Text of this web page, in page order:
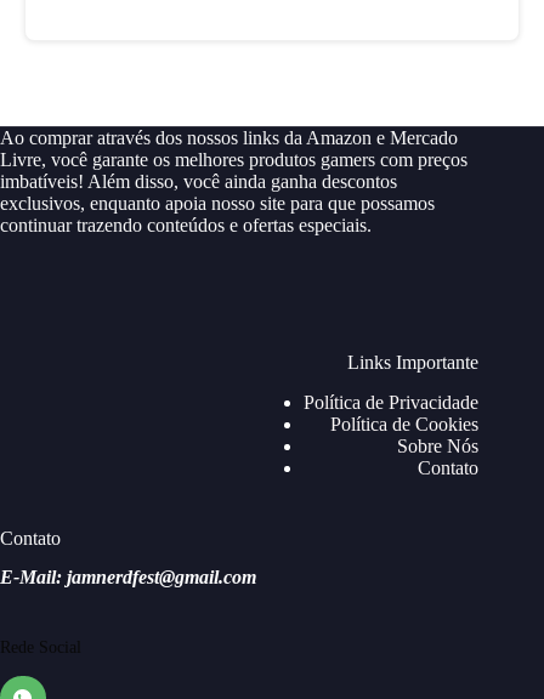
Ao comprar através dos nossos links da Amazon e Mercado
Livre, você garante os melhores produtos gamers com preços
imbatíveis! Além disso, você ainda ganha descontos
exclusivos, enquanto apoia nosso site para que possamos
continuar trazendo conteúdos e ofertas especiais.
Links Importante
Política de Privacidade
Política de Cookies
Sobre Nós
Contato
Contato
E-Mail: jamnerdfest@gmail.com
Rede Social